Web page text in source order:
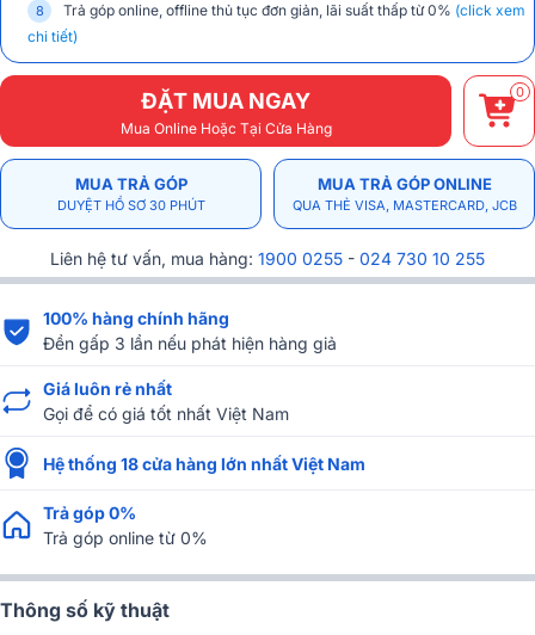
Trả góp online, offline thủ tục đơn giản, lãi suất thấp từ 0% (click xem
chi tiết)
ĐẶT MUA NGAY
Mua Online Hoặc Tại Cửa Hàng
0
MUA TRẢ GÓP
DUYỆT HỒ SƠ 30 PHÚT
MUA TRẢ GÓP ONLINE
QUA THẺ VISA, MASTERCARD, JCB
Liên hệ tư vấn, mua hàng: 1900 0255 - 024 730 10 255
100% hàng chính hãng
Đền gấp 3 lần nếu phát hiện hàng giả
Giá luôn rẻ nhất
Gọi để có giá tốt nhất Việt Nam
Hệ thống 18 cửa hàng lớn nhất Việt Nam
Trả góp 0%
Trả góp online từ 0%
Thông số kỹ thuật